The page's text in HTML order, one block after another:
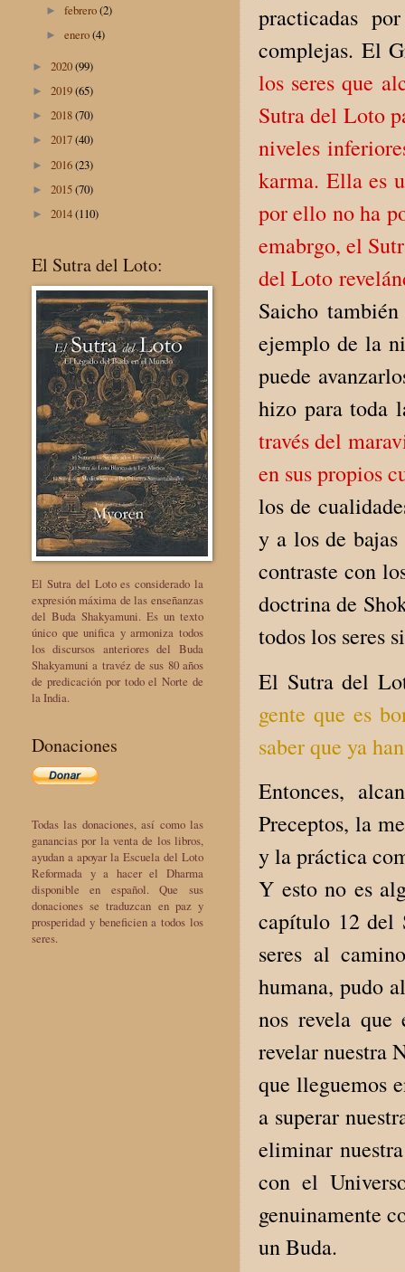
practicadas
complejas. El
los seres que
Sutra del Loto
niveles
karma. Ella es
por ello no ha
emabrgo, el
del Loto
Saicho
ejemplo de la
puede
hizo para toda
través del
en sus propios
los de
y a los de
contraste con
doctrina de
todos los seres
El Sutra del
gente que es
saber que ya
Entonces,
Preceptos, la
y la práctica
Y esto no es
capítulo 12 del
seres al
humana, pudo
nos revela
revelar nuestra
que lleguemos
a superar
eliminar
con el
genuinamente
un Buda.
►febrero(2)
►enero(4)
► 2020(99)
► 2019(65)
► 2018(70)
► 2017(40)
► 2016(23)
► 2015(70)
► 2014(110)
El Sutra del Loto:
El Sutra del Loto es considerado la
expresión máxima de las enseñanzas
del Buda Shakyamuni. Es un texto
único que unifica y armoniza todos
los discursos anteriores del Buda
Shakyamuni a travéz de sus 80 años
de predicación por todo el Norte de
la India.
Donaciones
Todas las donaciones, así como las
ganancias por la venta de los libros,
ayudan a apoyar la Escuela del Loto
Reformada y a hacer el Dharma
disponible en español. Que sus
donaciones se traduzcan en paz y
prosperidad y beneficien a todos los
seres.